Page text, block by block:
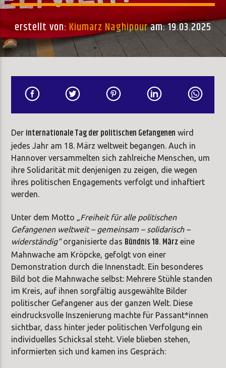
erstellt von:Kiumarz Naghipouram: 19.03.2025
Der internationale Tag der politischen Gefangenen wird
jedes Jahr am 18. März weltweit begangen. Auch in
Hannover versammelten sich zahlreiche Menschen, um
ihre Solidarität mit denjenigen zu zeigen, die wegen
ihres politischen Engagements verfolgt und inhaftiert
werden.
Unter dem Motto „Freiheit für alle politischen
Gefangenen weltweit – gemeinsam – solidarisch –
widerständig“organisierte das Bündnis 18. März eine
Mahnwache am Kröpcke, gefolgt von einer
Demonstration durch die Innenstadt. Ein besonderes
Bild bot die Mahnwache selbst: Mehrere Stühle standen
im Kreis, auf ihnen sorgfältig ausgewählte Bilder
politischer Gefangener aus der ganzen Welt. Diese
eindrucksvolle Inszenierung machte für Passant*innen
sichtbar, dass hinter jeder politischen Verfolgung ein
individuelles Schicksal steht. Viele blieben stehen,
informierten sich und kamen ins Gespräch: